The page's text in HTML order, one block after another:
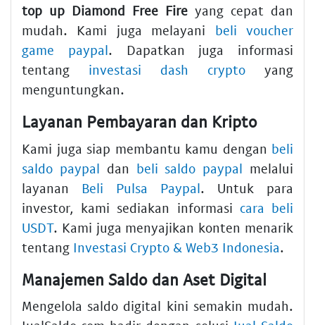
top up Diamond Free Fire yang cepat dan
mudah. Kami juga melayani beli voucher
game paypal. Dapatkan juga informasi
tentang investasi dash crypto yang
menguntungkan.
Layanan Pembayaran dan Kripto
Kami juga siap membantu kamu dengan beli
saldo paypal dan beli saldo paypal melalui
layanan Beli Pulsa Paypal. Untuk para
investor, kami sediakan informasi cara beli
USDT. Kami juga menyajikan konten menarik
tentang Investasi Crypto & Web3 Indonesia.
Manajemen Saldo dan Aset Digital
Mengelola saldo digital kini semakin mudah.